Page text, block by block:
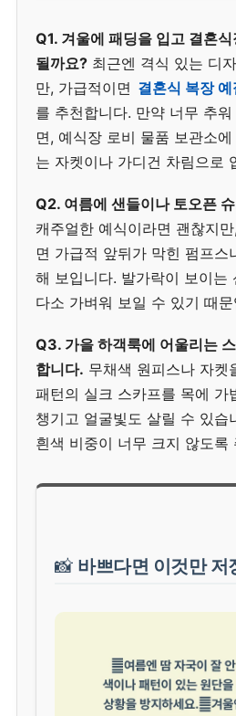
Q1. 겨울에 패딩을 입고 결혼
될까요? 최근엔 격식 있는 디
만, 가급적이면 결혼식 복장
를 추천합니다. 만약 너무 추
면, 예식장 로비 물품 보관소
는 자켓이나 가디건 차림으로
Q2. 여름에 샌들이나 토오픈
캐주얼한 예식이라면 괜찮지
면 가급적 앞뒤가 막힌 펌프스
해 보입니다. 발가락이 보이는
다소 가벼워 보일 수 있기 때문
Q3. 가을 하객룩에 어울리는
합니다. 무채색 원피스나 자켓
패턴의 실크 스카프를 목에 가
챙기고 얼굴빛도 살릴 수 있습
흰색 비중이 너무 크지 않도록
📸 바쁘다면 이것만 저